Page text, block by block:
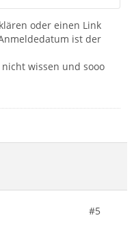
oder einen Link
ist der
wissen und sooo
#5